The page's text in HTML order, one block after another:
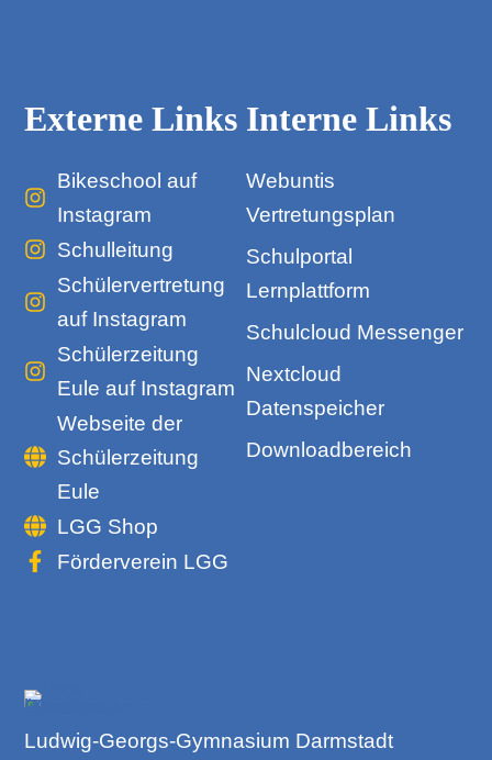
Ludwig-Georgs-Gymnasium Darmstadt
Interne Links
Webuntis
Vertretungsplan
Schulportal
Lernplattform
Schulcloud Messenger
Nextcloud
Datenspeicher
Downloadbereich
Externe Links
Bikeschool auf
Instagram
Schulleitung
Schülervertretung
auf Instagram
Schülerzeitung
Eule auf Instagram
Webseite der
Schülerzeitung
Eule
LGG Shop
Förderverein LGG